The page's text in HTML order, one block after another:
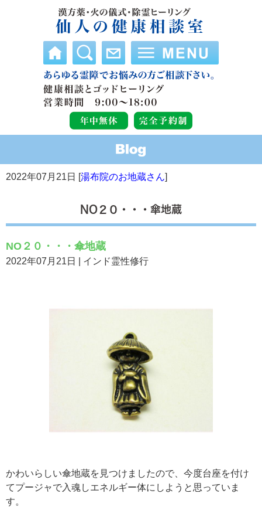
2022年07月21日 [湯布院のお地蔵さん]
NO２０・・・傘地蔵
NO２０・・・傘地蔵
2022年07月21日 | インド霊性修行
かわいらしい傘地蔵を見つけましたので、今度台座を付け
てプージャで入魂しエネルギー体にしようと思っていま
す。